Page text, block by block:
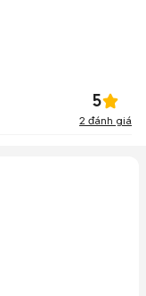
5
2 đánh giá